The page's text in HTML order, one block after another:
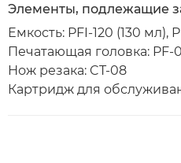
Элементы, подлежащие
Емкость: PFI-120 (130 мл),
Печатающая головка: PF-
Нож резака: CT-08
Картридж для